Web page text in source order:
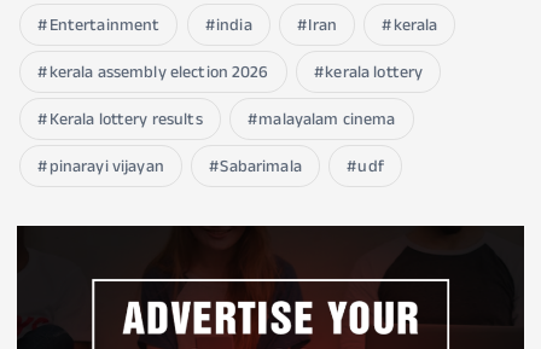
Entertainment
india Iran
kerala
kerala assembly election 2026
kerala lottery
Kerala lottery results
malayalam cinema
pinarayi vijayan
Sabarimala udf